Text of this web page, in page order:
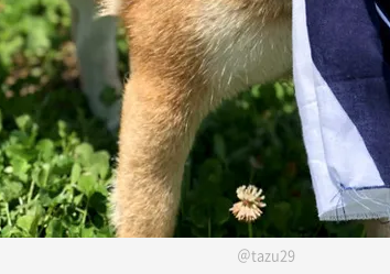
＠tazu29